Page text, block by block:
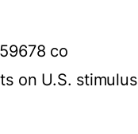
со
on U.S. stimulus